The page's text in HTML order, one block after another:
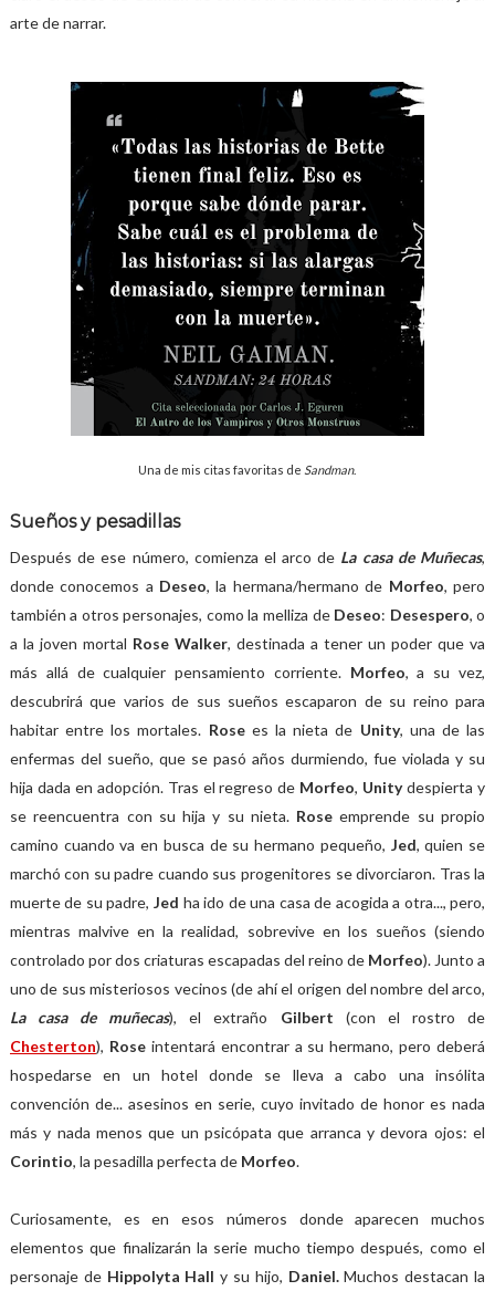
arte de narrar.
Una de mis citas favoritas de Sandman.
Sueños y pesadillas
Después de ese número, comienza el arco de La casa de Muñecas,
donde conocemos a Deseo, la hermana/hermano de Morfeo, pero
también a otros personajes, como la melliza de Deseo: Desespero, o
a la joven mortal Rose Walker, destinada a tener un poder que va
más allá de cualquier pensamiento corriente. Morfeo, a su vez,
descubrirá que varios de sus sueños escaparon de su reino para
habitar entre los mortales. Rose es la nieta de Unity, una de las
enfermas del sueño, que se pasó años durmiendo, fue violada y su
hija dada en adopción. Tras el regreso de Morfeo, Unitydespierta y
se reencuentra con su hija y su nieta. Roseemprende su propio
camino cuando va en busca de su hermano pequeño, Jed, quien se
marchó con su padre cuando sus progenitores se divorciaron. Tras la
muerte de su padre, Jed ha ido de una casa de acogida a otra..., pero,
mientras malvive en la realidad, sobrevive en los sueños (siendo
controlado por dos criaturas escapadas del reino de Morfeo). Junto a
uno de sus misteriosos vecinos (de ahí el origen del nombre del arco,
La casa de muñecas), el extraño Gilbert (con el rostro de
Chesterton), Rose intentará encontrar a su hermano, pero deberá
hospedarse en un hotel donde se lleva a cabo una insólita
convención de... asesinos en serie, cuyo invitado de honor es nada
más y nada menos que un psicópata que arranca y devora ojos: el
Corintio, la pesadilla perfecta de Morfeo.
Curiosamente, es en esos números donde aparecen muchos
elementos que finalizarán la serie mucho tiempo después, como el
personaje de Hippolyta Hally su hijo, Daniel.Muchos destacan la